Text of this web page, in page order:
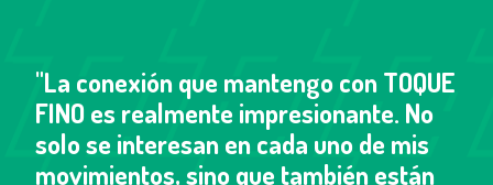
"La conexión que mantengo con TOQUE
FINO es realmente impresionante. No
solo se interesan en cada uno de mis
movimientos, sino que también están